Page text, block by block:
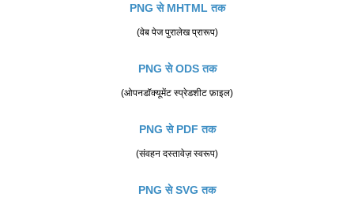
PNG से MHTML तक
(वेब पेज पुरालेख प्रारूप)
PNG से ODS तक
(ओपनडॉक्यूमेंट स्प्रेडशीट फ़ाइल)
PNG से PDF तक
(संवहन दस्तावेज़ स्वरूप)
PNG से SVG तक